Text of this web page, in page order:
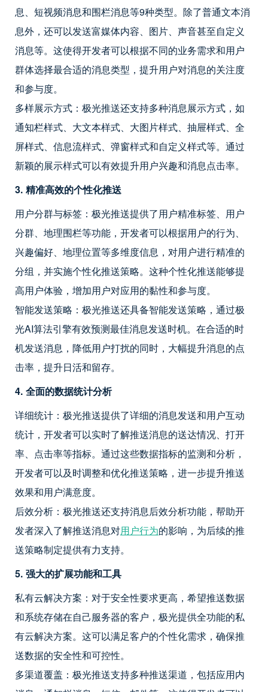
息、短视频消息和围栏消息等9种类型。除了普通文本消
息外，还可以发送富媒体内容、图片、声音甚至自定义
消息等。这使得开发者可以根据不同的业务需求和用户
群体选择最合适的消息类型，提升用户对消息的关注度
和参与度。
多样展示方式：极光推送还支持多种消息展示方式，如
通知栏样式、大文本样式、大图片样式、抽屉样式、全
屏样式、信息流样式、弹窗样式和自定义样式等。通过
新颖的展示样式可以有效提升用户兴趣和消息点击率。
3. 精准高效的个性化推送
用户分群与标签：极光推送提供了用户精准标签、用户
分群、地理围栏等功能，开发者可以根据用户的行为、
兴趣偏好、地理位置等多维度信息，对用户进行精准的
分组，并实施个性化推送策略。这种个性化推送能够提
高用户体验，增加用户对应用的黏性和参与度。
智能发送策略：极光推送还具备智能发送策略，通过极
光AI算法引擎有效预测最佳消息发送时机。在合适的时
机发送消息，降低用户打扰的同时，大幅提升消息的点
击率，提升日活和留存。
4. 全面的数据统计分析
详细统计：极光推送提供了详细的消息发送和用户互动
统计，开发者可以实时了解推送消息的送达情况、打开
率、点击率等指标。通过这些数据指标的监测和分析，
开发者可以及时调整和优化推送策略，进一步提升推送
效果和用户满意度。
后效分析：极光推送还支持消息后效分析功能，帮助开
发者深入了解推送消息对用户行为的影响，为后续的推
送策略制定提供有力支持。
5. 强大的扩展功能和工具
私有云解决方案：对于安全性要求更高，希望推送数据
和系统存储在自己服务器的客户，极光提供全功能的私
有云解决方案。这可以满足客户的个性化需求，确保推
送数据的安全性和可控性。
多渠道覆盖：极光推送支持多种推送渠道，包括应用内